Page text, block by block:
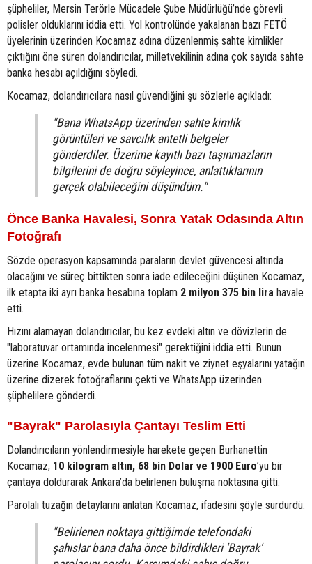
şüpheliler, Mersin Terörle Mücadele Şube Müdürlüğü’nde görevli
polisler olduklarını iddia etti. Yol kontrolünde yakalanan bazı FETÖ
üyelerinin üzerinden Kocamaz adına düzenlenmiş sahte kimlikler
çıktığını öne süren dolandırıcılar, milletvekilinin adına çok sayıda sahte
banka hesabı açıldığını söyledi.
Kocamaz, dolandırıcılara nasıl güvendiğini şu sözlerle açıkladı:
"Bana WhatsApp üzerinden sahte kimlik
görüntüleri ve savcılık antetli belgeler
gönderdiler. Üzerime kayıtlı bazı taşınmazların
bilgilerini de doğru söyleyince, anlattıklarının
gerçek olabileceğini düşündüm."
Önce Banka Havalesi, Sonra Yatak Odasında Altın
Fotoğrafı
Sözde operasyon kapsamında paraların devlet güvencesi altında
olacağını ve süreç bittikten sonra iade edileceğini düşünen Kocamaz,
ilk etapta iki ayrı banka hesabına toplam 2 milyon 375 bin lira havale
etti.
Hızını alamayan dolandırıcılar, bu kez evdeki altın ve dövizlerin de
"laboratuvar ortamında incelenmesi" gerektiğini iddia etti. Bunun
üzerine Kocamaz, evde bulunan tüm nakit ve ziynet eşyalarını yatağın
üzerine dizerek fotoğraflarını çekti ve WhatsApp üzerinden
şüphelilere gönderdi.
"Bayrak" Parolasıyla Çantayı Teslim Etti
Dolandırıcıların yönlendirmesiyle harekete geçen Burhanettin
Kocamaz; 10 kilogram altın, 68 bin Dolar ve 1900 Euro’yu bir
çantaya doldurarak Ankara’da belirlenen buluşma noktasına gitti.
Parolalı tuzağın detaylarını anlatan Kocamaz, ifadesini şöyle sürdürdü:
"Belirlenen noktaya gittiğimde telefondaki
şahıslar bana daha önce bildirdikleri 'Bayrak'